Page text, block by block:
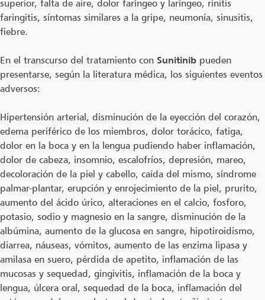
superior, falta de aire, dolor faríngeo y laríngeo, rinitis
faringitis, síntomas similares a la gripe, neumonía, sinusitis,
fiebre.
En el transcurso del tratamiento con Sunitinib pueden
presentarse, según la literatura médica, los siguientes eventos
adversos:
Hipertensión arterial, disminución de la eyección del corazón,
edema periférico de los miembros, dolor torácico, fatiga,
dolor en la boca y en la lengua pudiendo haber inflamación,
dolor de cabeza, insomnio, escalofríos, depresión, mareo,
decoloración de la piel y cabello, caída del mismo, síndrome
palmar-plantar, erupción y enrojecimiento de la piel, prurito,
aumento del ácido úrico, alteraciones en el calcio, fosforo,
potasio, sodio y magnesio en la sangre, disminución de la
albúmina, aumento de la glucosa en sangre, hipotiroidismo,
diarrea, náuseas, vómitos, aumento de las enzima lipasa y
amilasa en suero, pérdida de apetito, inflamación de las
mucosas y sequedad, gingivitis, inflamación de la boca y
lengua, úlcera oral, sequedad de la boca, inflamación del